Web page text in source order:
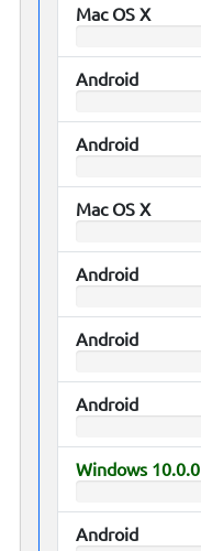
Mac OS X
Android
Android
Mac OS X
Android
Android
Android
Windows 10.0.0
Android